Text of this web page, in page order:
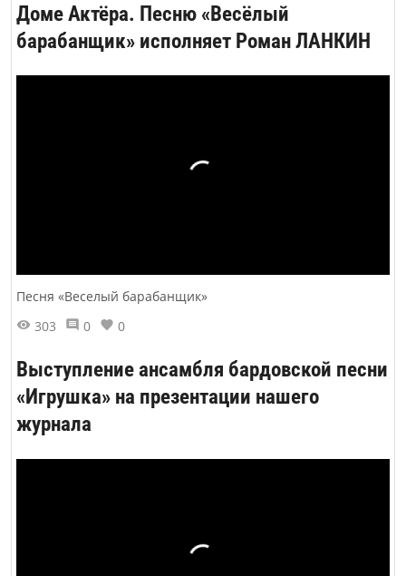
Доме Актёра. Песню «Весёлый
барабанщик» исполняет Роман ЛАНКИН
Песня «Веселый барабанщик»
303
0 0
Выступление ансамбля бардовской песни
«Игрушка» на презентации нашего
журнала